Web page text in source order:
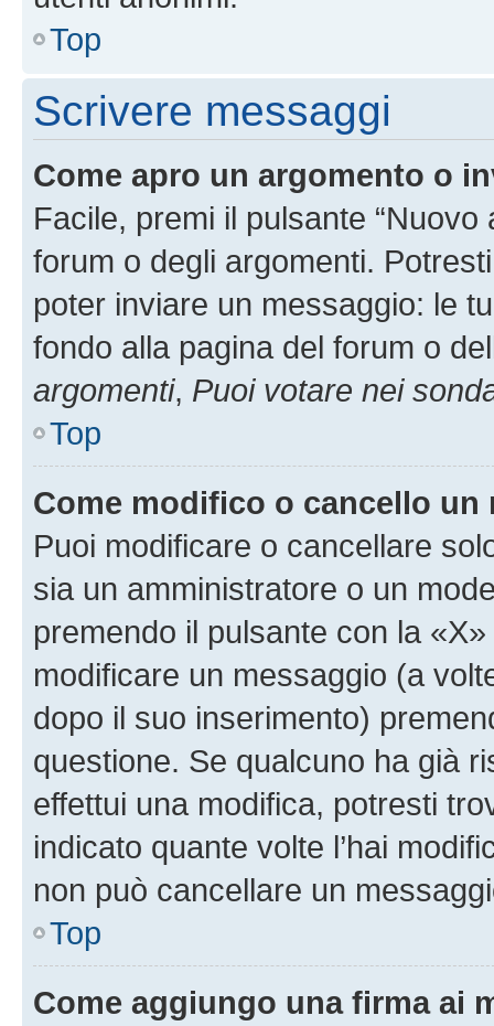
Top
Scrivere messaggi
Come apro un argomento o
Facile, premi il pulsante
forum o degli argomenti.
poter inviare un messaggio: le
fondo alla pagina del forum o
argomenti, Puoi votare nei
Top
Come modifico o cancello un
Puoi modificare o cancellare
sia un amministratore o un
premendo il pulsante con la
modificare un messaggio (a
dopo il suo inserimento)
questione. Se qualcuno ha già
effettui una modifica, potresti
indicato quante volte l’hai
non può cancellare un
Top
Come aggiungo una firma ai